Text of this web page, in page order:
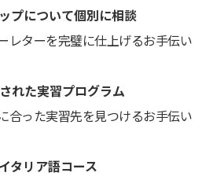
プについて個別に相談
レターを完璧に仕上げるお手伝い
れた実習プログラム
合った実習先を見つけるお手伝い
タリア語コース